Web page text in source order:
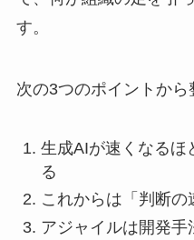
す。
次の3つのポイントから
生成AIが速くなるほ
る
これからは「判断の
アジャイルは開発手